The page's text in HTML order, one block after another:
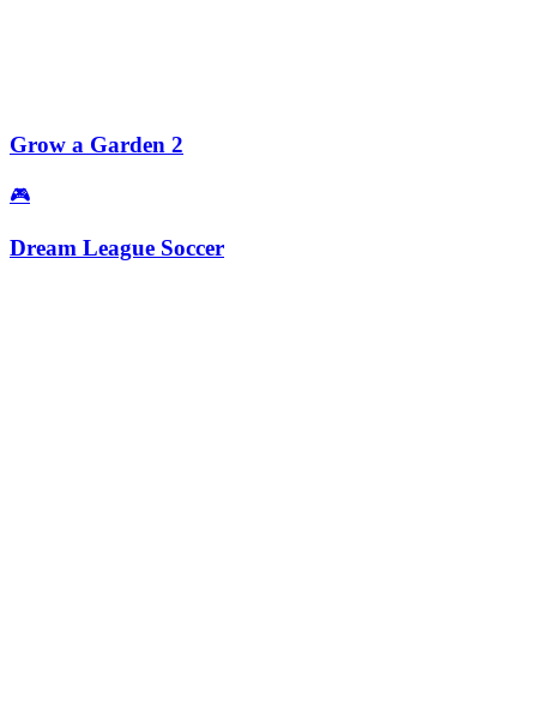
Grow a Garden 2
🎮
Dream League Soccer